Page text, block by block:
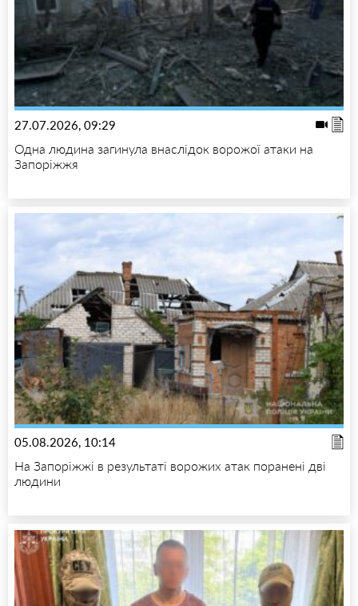
27.07.2026, 09:29
Одна людина загинула внаслідок ворожої атаки на
Запоріжжя
05.08.2026, 10:14
На Запоріжжі в результаті ворожих атак поранені дві
людини